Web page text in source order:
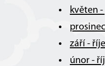
květen
září -
únor -